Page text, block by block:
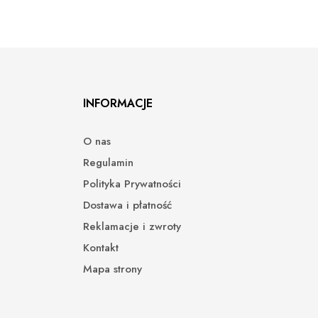
INFORMACJE
O nas
Regulamin
Polityka Prywatności
Dostawa i płatność
Reklamacje i zwroty
Kontakt
Mapa strony